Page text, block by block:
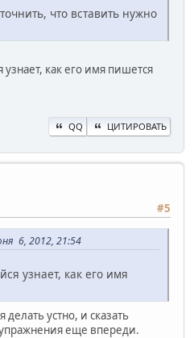
что вставить нужно
как его имя пишется
QQ ЦИТИРОВАТЬ
#5
6, 2012, 21:54
узнает, как его имя
устно, и сказать
еще впереди.